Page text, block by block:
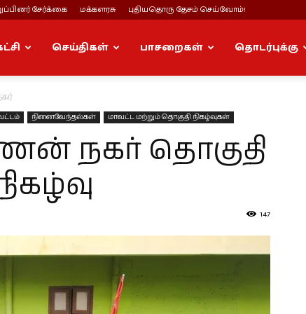
சேர்க்கை மக்களரசு புதியதொரு தேசம் செய்வோம்!
செய்திகள் பாசறைகள் தொடர்புக்கு
நினைவேந்தல்கள் மாவட்ட மற்றும் தொகுதி நிகழ்வுகள்
நகர் தொகுதி
147